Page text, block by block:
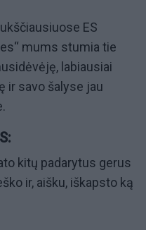
ES
mums stumia tie
labiausiai
ir savo šalyse jau
kitų padarytus gerus
ir, aišku, iškapsto ką